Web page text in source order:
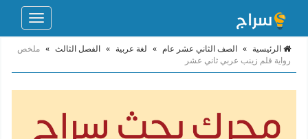
Toggle
الرئيسية » الصف الثاني عشر عام » لغة عربية » الفصل الثالث » ملخص
رواية قلم زينب عربي ثاني عشر